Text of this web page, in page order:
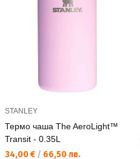
STANLEY
Термо чаша The AeroLight™
Transit - 0.35L
Текуща цена:
34,00 € / 66,50 лв.